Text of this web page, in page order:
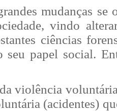
mudanças se
vindo
ciências
seu papel social.
violência
(acidentes)